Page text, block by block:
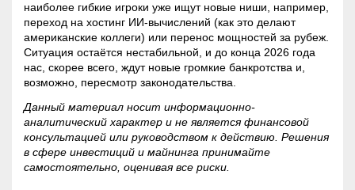
наиболее гибкие игроки уже ищут новые ниши, например,
переход на хостинг ИИ-вычислений (как это делают
американские коллеги) или перенос мощностей за рубеж.
Ситуация остаётся нестабильной, и до конца 2026 года
нас, скорее всего, ждут новые громкие банкротства и,
возможно, пересмотр законодательства.
Данный материал носит информационно-
аналитический характер и не является финансовой
консультацией или руководством к действию. Решения
в сфере инвестиций и майнинга принимайте
самостоятельно, оценивая все риски.